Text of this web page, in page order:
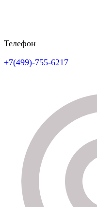
Телефон
+7(499)-755-6217